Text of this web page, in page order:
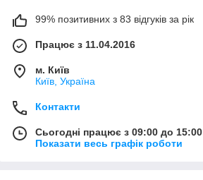
99% позитивних з 83 відгуків за рік
Працює з 11.04.2016
м. Київ
Київ, Україна
Контакти
Сьогодні працює з 09:00 до 15:00
Показати весь графік роботи